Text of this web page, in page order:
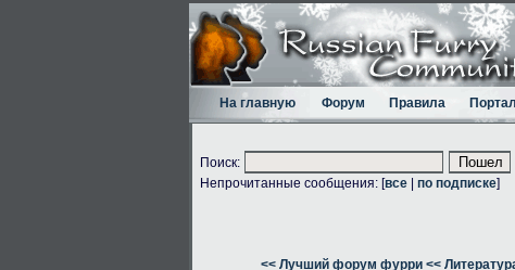
На главную Форум Правила Портал
Поиск:
Непрочитанные сообщения: [все по подписке]
<< Лучший форум фурри <<